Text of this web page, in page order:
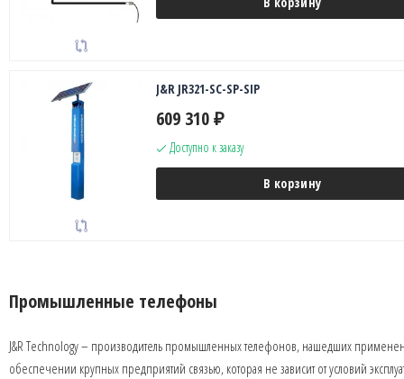
J&R JR321-SC-SP-SIP
609 310 ₽
Доступно к заказу
В корзину
Промышленные телефоны
J&R Technology – производитель промышленных телефонов, нашедших
обеспечении крупных предприятий связью, которая не зависит от условий